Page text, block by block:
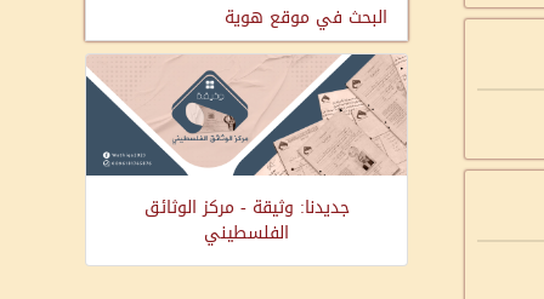
البحث في موقع هوية
جديدنا: وثيقة - مركز الوثائق
الفلسطيني